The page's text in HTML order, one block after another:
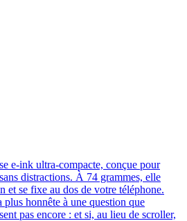
e-ink ultra-compacte, conçue pour
distractions. À 74 grammes, elle
et se fixe au dos de votre téléphone.
plus honnête à une question que
pas encore : et si, au lieu de scroller,